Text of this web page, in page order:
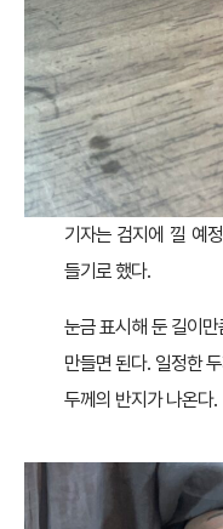
기자는 검지에 낄 예
들기로 했다.
눈금 표시해 둔 길이
만들면 된다. 일정한
두께의 반지가 나온다.